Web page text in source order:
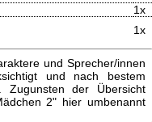
1x
1x
und Sprecher/innen
und nach bestem
Zugunsten der Übersicht
2" hier umbenannt